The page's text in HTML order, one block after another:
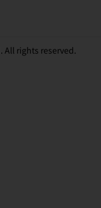
. All rights reserved.